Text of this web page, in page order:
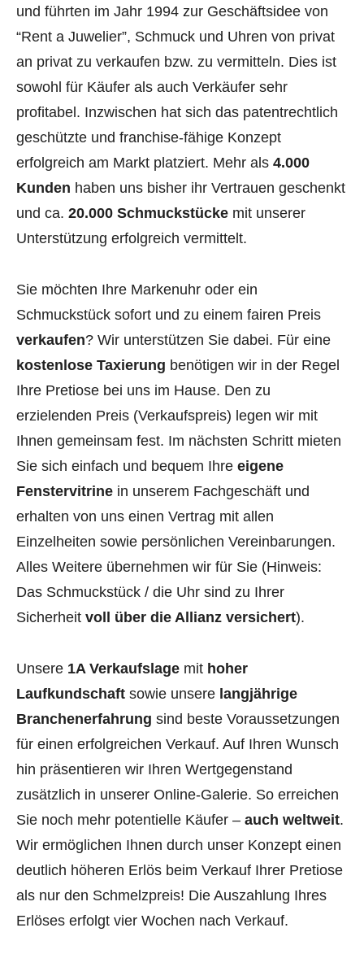
und führten im Jahr 1994 zur Geschäftsidee von
“Rent a Juwelier”, Schmuck und Uhren von privat
an privat zu verkaufen bzw. zu vermitteln. Dies ist
sowohl für Käufer als auch Verkäufer sehr
profitabel. Inzwischen hat sich das patentrechtlich
geschützte und franchise-fähige Konzept
erfolgreich am Markt platziert. Mehr als 4.000
Kunden haben uns bisher ihr Vertrauen geschenkt
und ca. 20.000 Schmuckstücke mit unserer
Unterstützung erfolgreich vermittelt.
Sie möchten Ihre Markenuhr oder ein
Schmuckstück sofort und zu einem fairen Preis
verkaufen? Wir unterstützen Sie dabei. Für eine
kostenlose Taxierung benötigen wir in der Regel
Ihre Pretiose bei uns im Hause. Den zu
erzielenden Preis (Verkaufspreis) legen wir mit
Ihnen gemeinsam fest. Im nächsten Schritt mieten
Sie sich einfach und bequem Ihre eigene
Fenstervitrine in unserem Fachgeschäft und
erhalten von uns einen Vertrag mit allen
Einzelheiten sowie persönlichen Vereinbarungen.
Alles Weitere übernehmen wir für Sie (Hinweis:
Das Schmuckstück / die Uhr sind zu Ihrer
Sicherheit voll über die Allianz versichert).
Unsere 1A Verkaufslage mit hoher
Laufkundschaft sowie unsere langjährige
Branchenerfahrung sind beste Voraussetzungen
für einen erfolgreichen Verkauf. Auf Ihren Wunsch
hin präsentieren wir Ihren Wertgegenstand
zusätzlich in unserer Online-Galerie. So erreichen
Sie noch mehr potentielle Käufer – auch weltweit.
Wir ermöglichen Ihnen durch unser Konzept einen
deutlich höheren Erlös beim Verkauf Ihrer Pretiose
als nur den Schmelzpreis! Die Auszahlung Ihres
Erlöses erfolgt vier Wochen nach Verkauf.